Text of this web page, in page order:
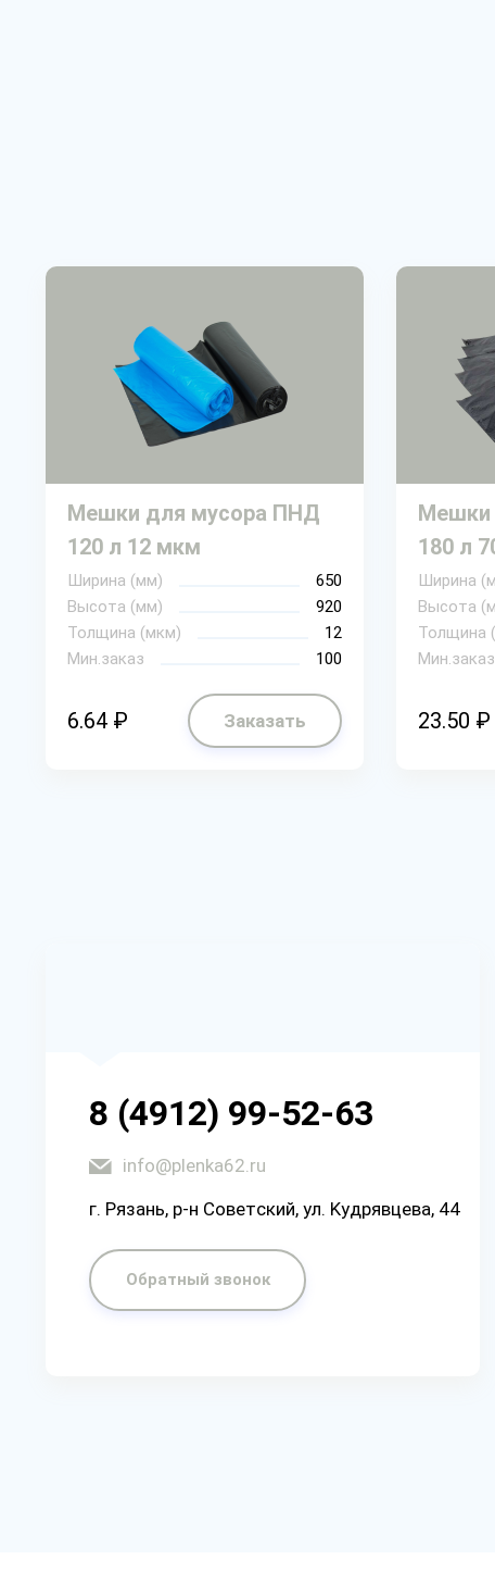
Мешки для мусора ПНД
120 л 12 мкм
Ширина (мм)
650
Высота (мм)
920
Толщина (мкм)
12
Мин.заказ
100
6.64 ₽ Заказать
Мешки
180 л
Ширина
Высота
Толщина
Мин.заказ
23.50 ₽
8 (4912) 99-52-63
info@plenka62.ru
г. Рязaнь, p-н Coвeтcкий, yл. Kyдpявцeвa, 44
Обратный звонок